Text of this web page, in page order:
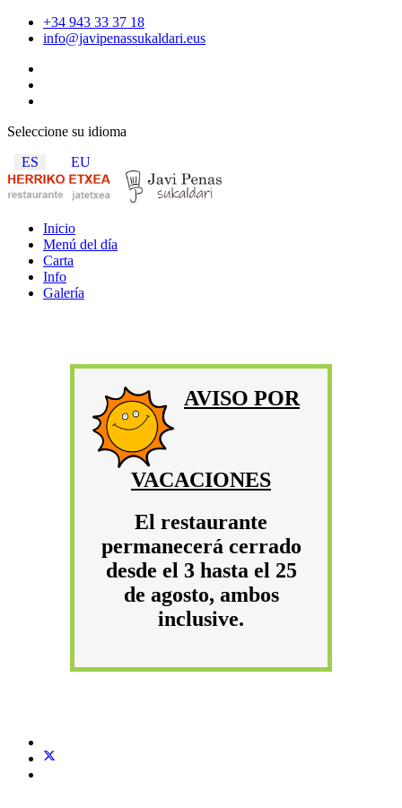
+34 943 33 37 18
info@javipenassukaldari.eus
Seleccione su idioma
ES
EU
Inicio
Menú del día
Carta
Info
Galería
AVISO POR
VACACIONES
El restaurante
permanecerá cerrado
desde el 3 hasta el 25
de agosto, ambos
inclusive.